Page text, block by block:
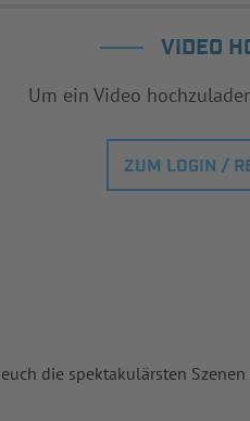
VIDEO
Um ein Video
ZUM LOGIN /
die spektakulärsten